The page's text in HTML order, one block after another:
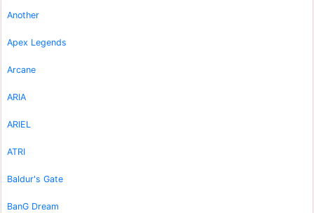
Another
Apex Legends
Arcane
ARIA
ARIEL
ATRI
Baldur's Gate
BanG Dream